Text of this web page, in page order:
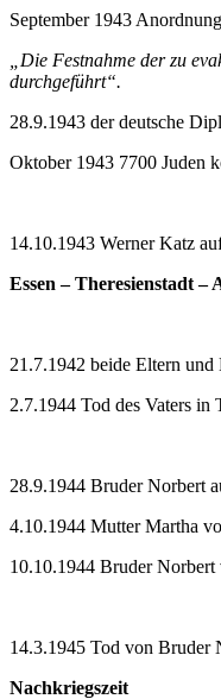
September 1943
„Die Festnahme der zu
durchgeführt“.
28.9.1943 der deutsche
Oktober 1943 7700 Juden
14.10.1943 Werner Katz
Essen – Theresienstadt –
21.7.1942 beide Eltern
2.7.1944 Tod des Vaters in
28.9.1944 Bruder Norbert
4.10.1944 Mutter Martha
10.10.1944 Bruder
14.3.1945 Tod von Bruder
Nachkriegszeit